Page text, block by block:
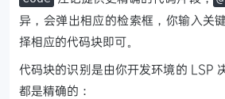
异，会弹出相应的检索框，你输入关
择相应的代码块即可。
代码块的识别是由你开发环境的 LSP
都是精确的：